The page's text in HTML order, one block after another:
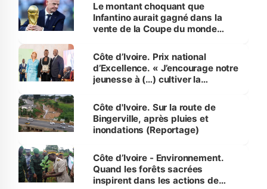
Le montant choquant que
Infantino aurait gagné dans la
vente de la Coupe du monde
Côte d’Ivoire. Prix national
d’Excellence. « J’encourage notre
jeunesse à (…) cultiver la
(Alassane Ouattara
Côte d'Ivoire. Sur la route de
Bingerville, après pluies et
inondations (Reportage)
Côte d’Ivoire - Environnement.
Quand les forêts sacrées
inspirent dans les actions de